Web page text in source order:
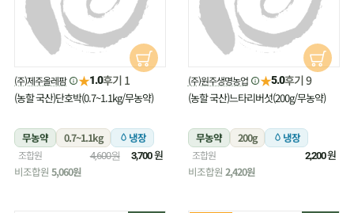
(주)원주생명농업 ★5.0후기 9
(농할 국산)느타리버섯(200g/무농약)
무농약 200g 냉장
조합원 2,200원
비조합원 2,420원
(주)제주올레팜 ★1.0후기 1
(농할 국산)단호박(0.7~1.1kg/무농약)
무농약 0.7~1.1kg 냉장
조합원 4,600원 3,700원
비조합원 5,060원